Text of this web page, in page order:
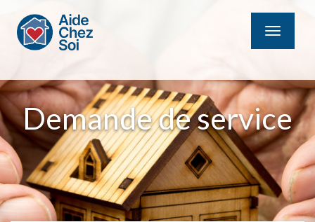
MENU
Demande de service